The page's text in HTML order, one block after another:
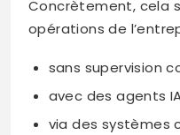
Concrètement, cela
opérations de
sans supervision
avec des agents
via des systèmes